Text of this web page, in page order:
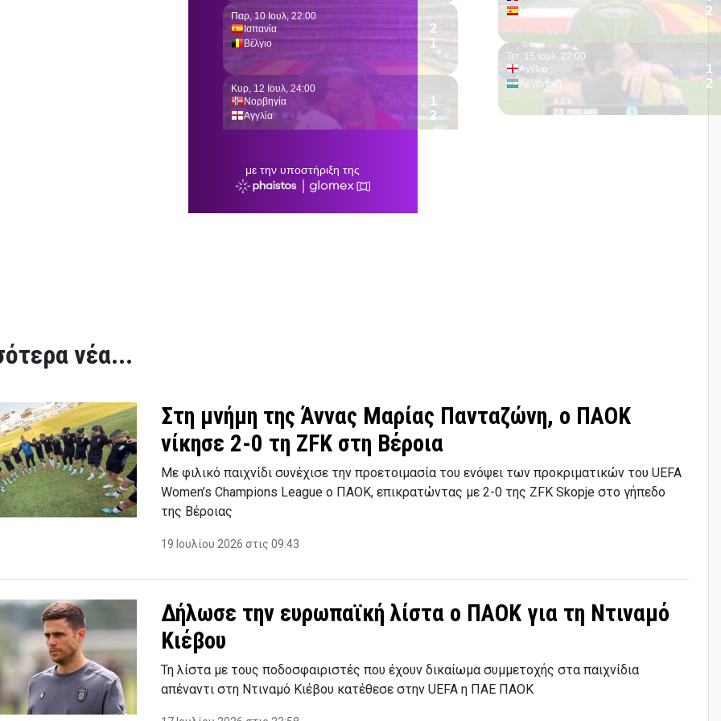
νέα...
Στη μνήμη της Άννας Μαρίας Πανταζώνη, ο ΠΑΟΚ
νίκησε 2-0 τη ZFK στη Βέροια
Με φιλικό παιχνίδι συνέχισε την προετοιμασία του ενόψει των προκριματικών του UEFA
Women’s Champions League ο ΠΑΟΚ, επικρατώντας με 2-0 της ZFK Skopje στο γήπεδο
της Βέροιας
19 Ιουλίου 2026 στις 09:43
Δήλωσε την ευρωπαϊκή λίστα ο ΠΑΟΚ για τη Ντιναμό
Κιέβου
Τη λίστα με τους ποδοσφαιριστές που έχουν δικαίωμα συμμετοχής στα παιχνίδια
απέναντι στη Ντιναμό Κιέβου κατέθεσε στην UEFA η ΠΑΕ ΠΑΟΚ